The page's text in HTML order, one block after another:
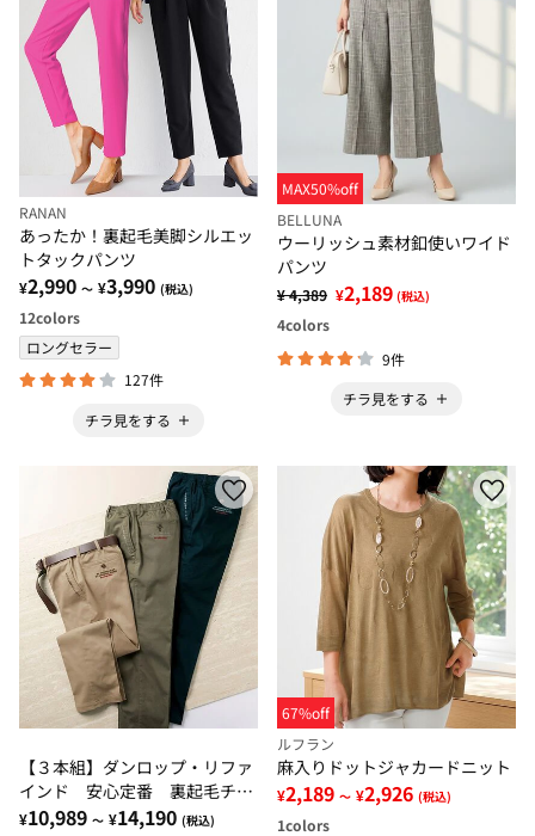
RANAN
あったか！裏起毛美脚シルエッ
トタックパンツ
¥2,990 ～ ¥3,990 (税込)
12colors
ロングセラー
127件
チラ見をする
MAX50%off
BELLUNA
ウーリッシュ素材釦使いワイド
パンツ
¥ 4,389 ¥2,189 (税込)
4colors
9件
チラ見をする
【３本組】ダンロップ・リファ
インド 安心定番 裏起毛チノ
パンツ
¥10,989 ～ ¥14,190 (税込)
67%off
ルフラン
麻入りドットジャカードニット
¥2,189 ～ ¥2,926 (税込)
1colors